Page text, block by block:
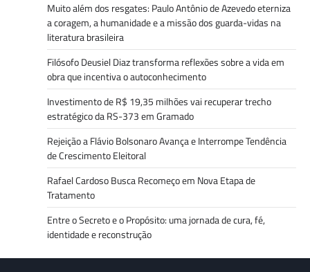
Muito além dos resgates: Paulo Antônio de Azevedo eterniza
a coragem, a humanidade e a missão dos guarda-vidas na
literatura brasileira
Filósofo Deusiel Diaz transforma reflexões sobre a vida em
obra que incentiva o autoconhecimento
Investimento de R$ 19,35 milhões vai recuperar trecho
estratégico da RS-373 em Gramado
Rejeição a Flávio Bolsonaro Avança e Interrompe Tendência
de Crescimento Eleitoral
Rafael Cardoso Busca Recomeço em Nova Etapa de
Tratamento
Entre o Secreto e o Propósito: uma jornada de cura, fé,
identidade e reconstrução